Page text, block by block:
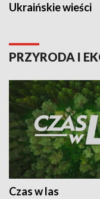
Ukraińskie wieści
PRZYRODA I
Czas w las